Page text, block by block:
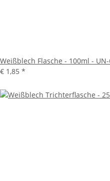
Weißblech Flasche - 100ml -
€ 1,85 *